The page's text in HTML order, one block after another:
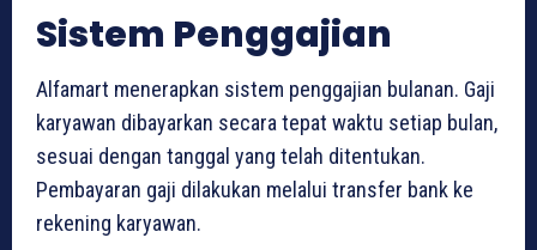
Sistem Penggajian
Alfamart menerapkan sistem penggajian bulanan. Gaji
karyawan dibayarkan secara tepat waktu setiap bulan,
sesuai dengan tanggal yang telah ditentukan.
Pembayaran gaji dilakukan melalui transfer bank ke
rekening karyawan.